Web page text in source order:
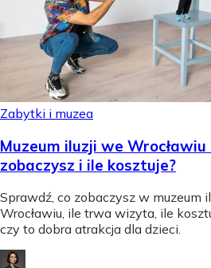
Zabytki i muzea
Muzeum iluzji we Wrocławiu
zobaczysz i ile kosztuje?
Sprawdź, co zobaczysz w muzeum
Wrocławiu, ile trwa wizyta, ile
czy to dobra atrakcja dla dzieci.